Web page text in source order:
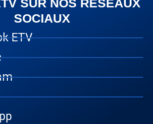
SOCIAUX
ETV